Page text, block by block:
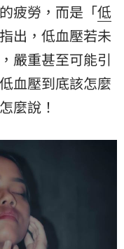
疲勞，而是「低
出，低血壓若未
嚴重甚至可能引
血壓到底該怎麼
怎麼說！